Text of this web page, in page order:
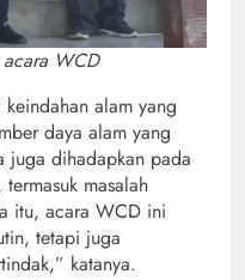
WCD
alam yang
daya alam yang
juga dihadapkan pada
masalah
itu, acara WCD ini
tetapi juga
katanya.